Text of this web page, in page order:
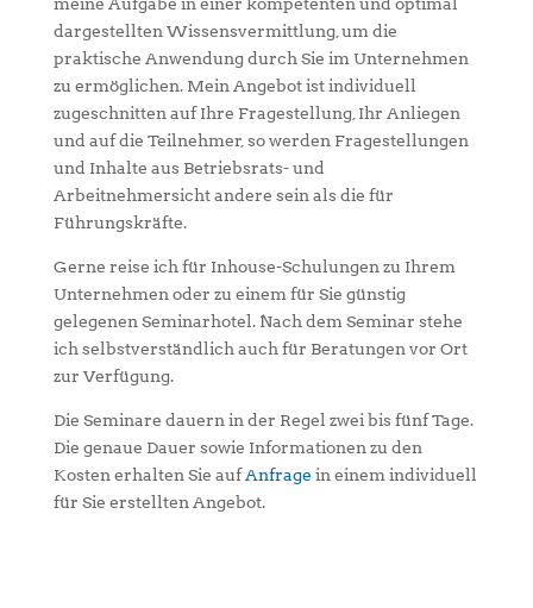
meine Aufgabe in einer kompetenten und optimal
dargestellten Wissensvermittlung, um die
praktische Anwendung durch Sie im Unternehmen
zu ermöglichen. Mein Angebot ist individuell
zugeschnitten auf Ihre Fragestellung, Ihr Anliegen
und auf die Teilnehmer, so werden Fragestellungen
und Inhalte aus Betriebsrats- und
Arbeitnehmersicht andere sein als die für
Führungskräfte.
Gerne reise ich für Inhouse-Schulungen zu Ihrem
Unternehmen oder zu einem für Sie günstig
gelegenen Seminarhotel. Nach dem Seminar stehe
ich selbstverständlich auch für Beratungen vor Ort
zur Verfügung.
Die Seminare dauern in der Regel zwei bis fünf Tage.
Die genaue Dauer sowie Informationen zu den
Kosten erhalten Sie aufAnfrage in einem individuell
für Sie erstellten Angebot.